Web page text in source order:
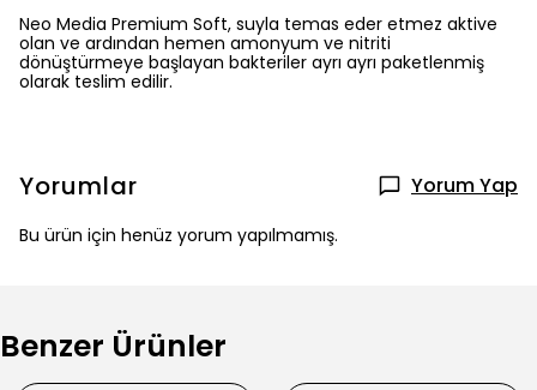
Neo Media Premium Soft, suyla temas eder etmez aktive
olan ve ardından hemen amonyum ve nitriti
dönüştürmeye başlayan bakteriler ayrı ayrı paketlenmiş
olarak teslim edilir.
Yorumlar Yorum Yap
Bu ürün için henüz yorum yapılmamış.
Benzer Ürünler